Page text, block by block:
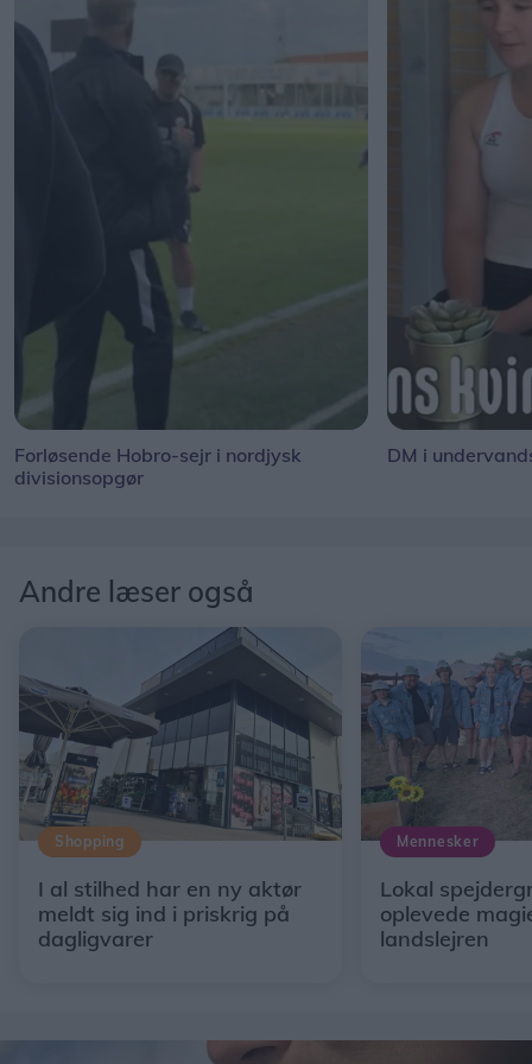
Forløsende Hobro-sejr i nordjysk
divisionsopgør
DM i
Andre læser også
Shopping
I al stilhed har en ny aktør
meldt sig ind i priskrig på
dagligvarer
Mennesker
Lokal
oplevede
landslejren